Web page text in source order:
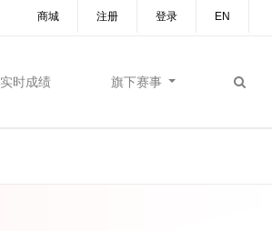
EN
登录
注册
商城
实时成绩 旗下赛事